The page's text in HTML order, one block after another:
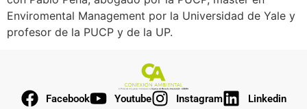
Enviromental Management por la Universidad de Yale y
profesor de la PUCP y de la UP.
Facebook Youtube Instagram Linkedin